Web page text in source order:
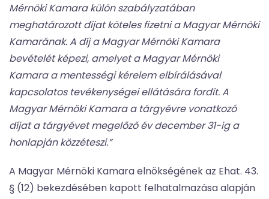
Mérnöki Kamara külön szabályzatában
meghatározott díjat köteles fizetni a Magyar Mérnöki
Kamarának. A díj a Magyar Mérnöki Kamara
bevételét képezi, amelyet a Magyar Mérnöki
Kamara a mentességi kérelem elbírálásával
kapcsolatos tevékenységei ellátására fordít. A
Magyar Mérnöki Kamara a tárgyévre vonatkozó
díjat a tárgyévet megelőző év december 31-ig a
honlapján közzéteszi.”
A Magyar Mérnöki Kamara elnökségének az Ehat. 43.
§ (12) bekezdésében kapott felhatalmazása alapján